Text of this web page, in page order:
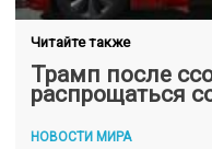
Читайте также
Трамп после
распрощаться
НОВОСТИ МИРА